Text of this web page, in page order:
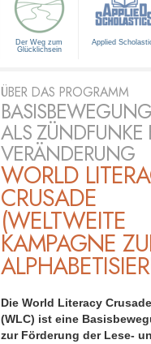
Der Weg zum
Glücklichsein
Applied
ÜBER DAS PROGRAMM
BASISBEWEGUNG
ALS ZÜNDFUNKE
VERÄNDERUNG
WORLD
CRUSADE
(WELTWEITE
KAMPAGNE
Die World Literacy Crusade
(WLC) ist eine
zur Förderung der Lese-